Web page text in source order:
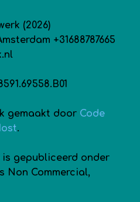
(2026)
+31688787665
gemaakt door Code
.
gepubliceerd onder
Non Commercial,